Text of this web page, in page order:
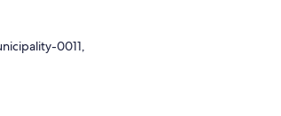
0011,